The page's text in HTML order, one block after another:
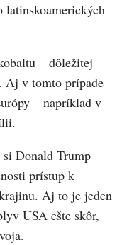
latinskoamerických
– dôležitej
Aj v tomto prípade
– napríklad v
Donald Trump
prístup k
Aj to je jeden
USA ešte skôr,